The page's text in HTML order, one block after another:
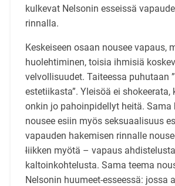
kulkevat Nelsonin esseissä
rinnalla.
Keskeiseen osaan nousee vapaus,
huolehtiminen, toisia ihmisiä
velvollisuudet. Taiteessa puhutaan
estetiikasta”. Yleisöä ei shokeerata,
onkin jo pahoinpidellyt heitä. Sama
nousee esiin myös seksuaalisuus
vapauden hakemisen rinnalle
liikken myötä – vapaus
kaltoinkohtelusta. Sama teema
Nelsonin huumeet-esseessä: jossa